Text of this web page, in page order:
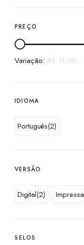
PREÇO
Variação: R$ 11,00 -
IDIOMA
Português(2)
VERSÃO
Digital(2) Impressa
SELOS